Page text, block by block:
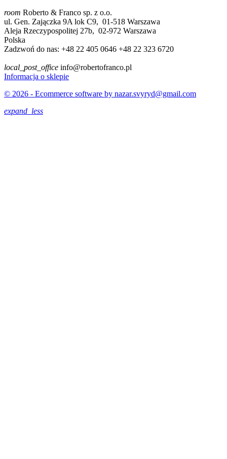
room Roberto & Franco sp. z o.o.
ul. Gen. Zajączka 9A lok C9, 01-518 Warszawa
Aleja Rzeczypospolitej 27b, 02-972 Warszawa
Polska
Zadzwoń do nas: +48 22 405 0646 +48 22 323 6720
local_post_office info@robertofranco.pl
Informacja o sklepie
© 2026 - Ecommerce software by nazar.svyryd@gmail.com
expand_less